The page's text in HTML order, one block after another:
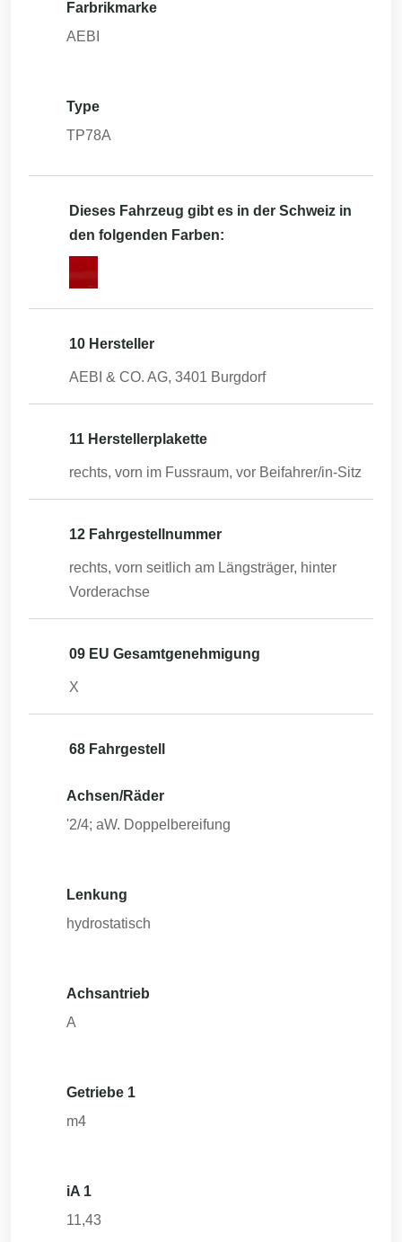
Farbrikmarke
AEBI
Type
TP78A
Dieses Fahrzeug gibt es in der Schweiz in
den folgenden Farben:
10 Hersteller
AEBI & CO. AG, 3401 Burgdorf
11 Herstellerplakette
rechts, vorn im Fussraum, vor Beifahrer/in-Sitz
12 Fahrgestellnummer
rechts, vorn seitlich am Längsträger, hinter
Vorderachse
09 EU Gesamtgenehmigung
X
68 Fahrgestell
Achsen/Räder
'2/4; aW. Doppelbereifung
Lenkung
hydrostatisch
Achsantrieb
A
Getriebe 1
m4
iA 1
11,43